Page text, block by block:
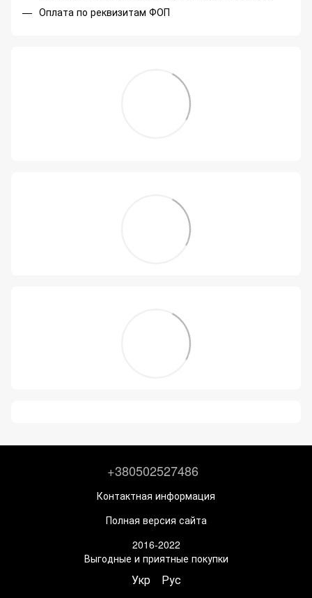
Оплата по реквизитам ФОП
+380502527486
Контактная информация
Полная версия сайта
2016-2022
Выгодные и приятные покупки
Укр Рус